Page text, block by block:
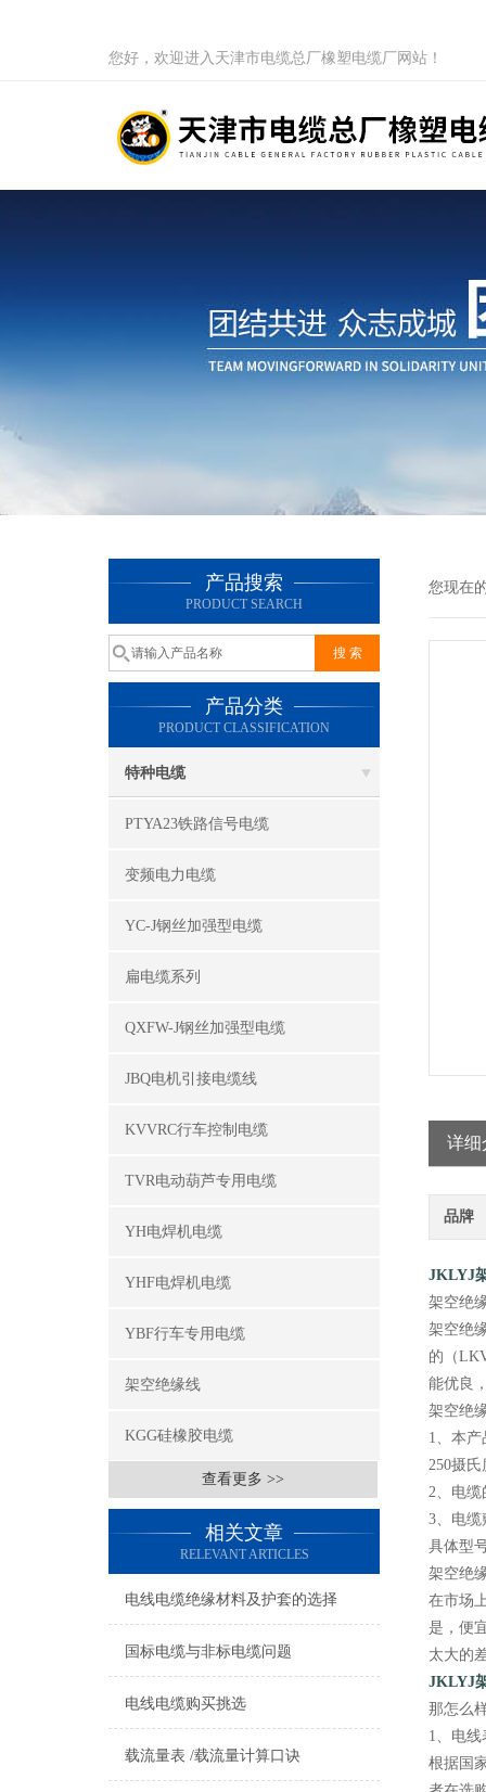
您好，欢迎进入天津市电缆总厂橡塑电缆厂网站！
产品搜索
PRODUCT SEARCH
产品分类
PRODUCT CLASSIFICATION
特种电缆
PTYA23铁路信号电缆
变频电力电缆
YC-J钢丝加强型电缆
扁电缆系列
QXFW-J钢丝加强型电缆
JBQ电机引接电缆线
KVVRC行车控制电缆
TVR电动葫芦专用电缆
YH电焊机电缆
YHF电焊机电缆
YBF行车专用电缆
架空绝缘线
KGG硅橡胶电缆
查看更多 >>
相关文章
RELEVANT ARTICLES
电线电缆绝缘材料及护套的选择
国标电缆与非标电缆问题
电线电缆购买挑选
载流量表 /载流量计算口诀
您现在
详细
品牌
JKLYJ
架空绝
架空绝
的（
能优良
架空绝
1、本
250摄氏
2、电缆
3、电缆
具体型
架空绝
在市场
是，便
太大的
JKLYJ
那怎么
1、电
根据国